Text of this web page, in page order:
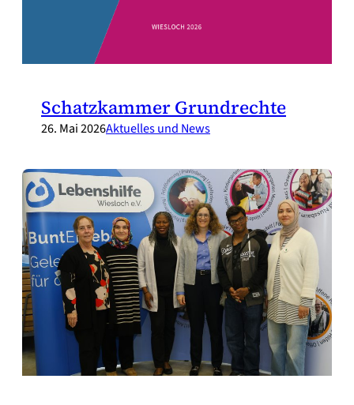
Schatzkammer Grundrechte
26. Mai 2026Aktuelles und News